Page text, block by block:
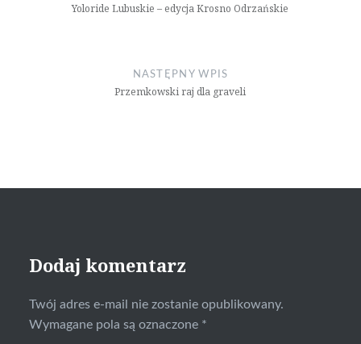
Yoloride Lubuskie – edycja Krosno Odrzańskie
NASTĘPNY WPIS
Przemkowski raj dla graveli
Dodaj komentarz
Twój adres e-mail nie zostanie opublikowany.
Wymagane pola są oznaczone *